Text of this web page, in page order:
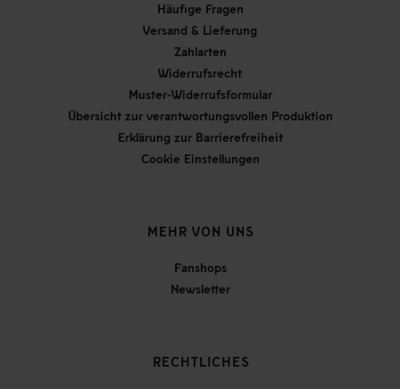
Häufige Fragen
Versand & Lieferung
Zahlarten
Widerrufsrecht
Muster-Widerrufsformular
Übersicht zur verantwortungsvollen Produktion
Erklärung zur Barrierefreiheit
Cookie Einstellungen
MEHR VON UNS
Fanshops
Newsletter
RECHTLICHES